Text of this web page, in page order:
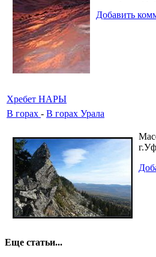
Добавить
Хребет НАРЫ
В горах - В горах Урала
Еще статьи...